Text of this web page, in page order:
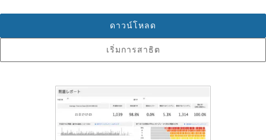
เริ่มการสาธิต
ดาวน์โหลด